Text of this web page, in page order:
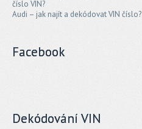
číslo VIN?
Audi – jak najít a dekódovat VIN číslo?
Facebook
Dekódování VIN